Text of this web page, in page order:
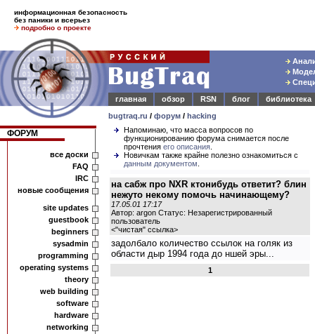
информационная безопасность
без паники и всерьез
подробно о проекте
главная
обзор RSN блог
библиотека
bugtraq.ru / форум / hacking
ФОРУМ
все доски
FAQ
IRC
новые сообщения
site updates
guestbook
beginners
sysadmin
programming
operating systems
theory
web building
software
hardware
networking
Напоминаю, что масса вопросов по
функционированию форума снимается после
прочтения его описания
Новичкам также крайне полезно ознакомиться с
данным документом
на сабж про NXR ктонибудь ответит? блин
нежуто некому помочь начинающему?
17.05.01 17:17
Автор: argon Статус: Незарегистрированный
пользователь
<"чистая" ссылка>
задолбало количество ссылок на голяк из
области дыр 1994 года до ншей эры...
1